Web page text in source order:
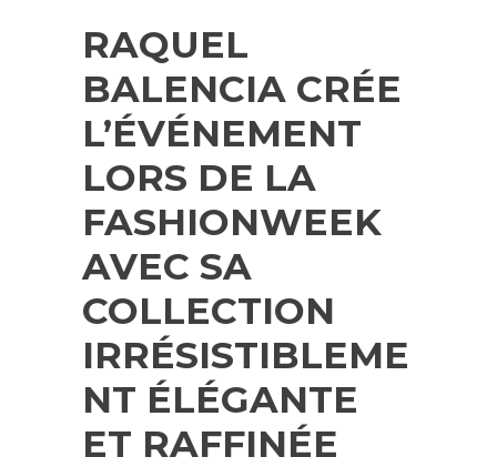
RAQUEL
BALENCIA CRÉE
L’ÉVÉNEMENT
LORS DE LA
FASHIONWEEK
AVEC SA
COLLECTION
IRRÉSISTIBLEME
NT ÉLÉGANTE
ET RAFFINÉE